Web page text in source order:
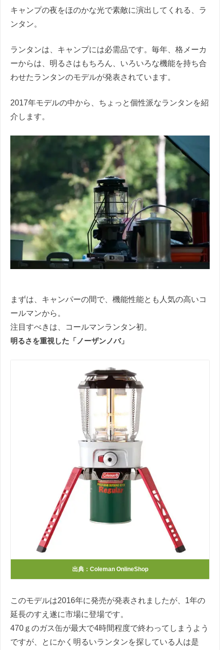
キャンプの夜をほのかな光で素敵に演出してくれる、ラ
ンタン。
ランタンは、キャンプには必需品です。毎年、格メーカ
ーからは、明るさはもちろん、いろいろな機能を持ち合
わせたランタンのモデルが発表されています。
2017年モデルの中から、ちょっと個性派なランタンを紹
介します。
まずは、キャンパーの間で、機能性能とも人気の高いコ
ールマンから。
注目すべきは、コールマンランタン初。
明るさを重視した「ノーザンノバ」
出典：Coleman OnlineShop
このモデルは2016年に発売が発表されましたが、 1年の
延長のすえ遂に市場に登場です。
470 ｇのガス缶が最大で4時間程度で終わってしまうよう
ですが、とにかく明るいランタンを探している人は是